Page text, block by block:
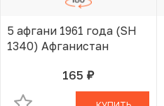
5 афгани 1961 года (SH
1340) Афганистан
165 руб.В КОРЗИНЕ